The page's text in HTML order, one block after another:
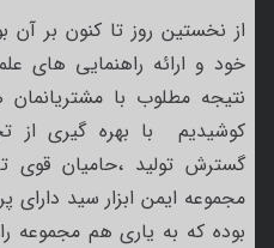
از نخستین روز تا کنون بر آن
خود و ارائه راهنمایی های
نتیجه مطلوب با مشتریانمان
کوشیدیم با بهره گیری از
گسترش تولید ،حامیان قوی
مجموعه ایمن ابزار سید
بوده که به یاری هم مجموعه